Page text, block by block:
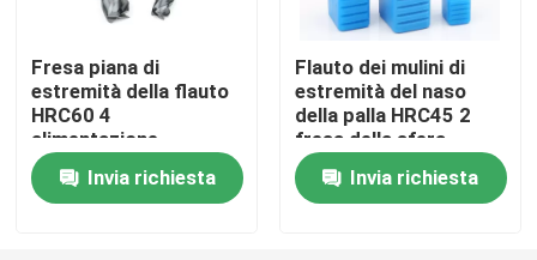
Fresa in metallo duro
Fresa piatta
Fresa piana di
estremità della flauto
HRC60 4
alimentazione
quadrata del mulino
dell'alta per acciaio
inossidabile
Invia richiesta
Flauto dei mulini di
estremità del naso
della palla HRC45 2
fresa della sfera
d'acciaio del
tungsteno da 45 gradi
Invia richiesta